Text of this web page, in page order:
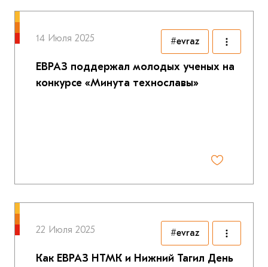
14 Июля 2025
ЕВРАЗ поддержал молодых ученых на
конкурсе «Минута технославы»
#evraz
22 Июля 2025
Как ЕВРАЗ НТМК и Нижний Тагил День
#evraz